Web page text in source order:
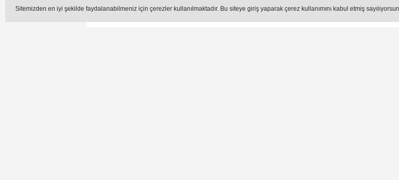
Sitemizden en iyi şekilde faydalanabilmeniz için çerezler kullanılmaktadır. Bu siteye giriş yaparak çerez kullanımını kabul etmiş
UZUN: “DÜZCE FINDIĞININ PAZAR